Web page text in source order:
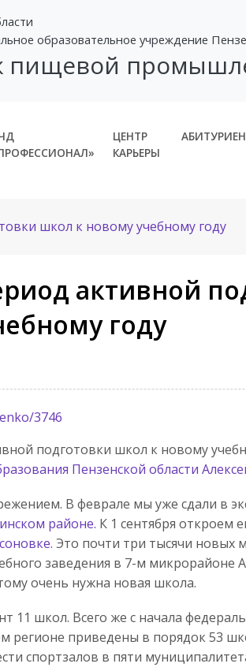
образовательное учреждение
пищевой
ЦЕНТР
КАРЬЕРЫ
школ к новому учебному году
активной
году
3746
подготовки школ к новому
Пензенской области
В феврале мы уже сдали в
районе. К 1 сентября откроем
Это почти три тысячи новых
заведения в 7-м
очень нужна новая школа.
11 школ. Всего же с начала
регионе приведены в порядок 53
спортзалов в пяти